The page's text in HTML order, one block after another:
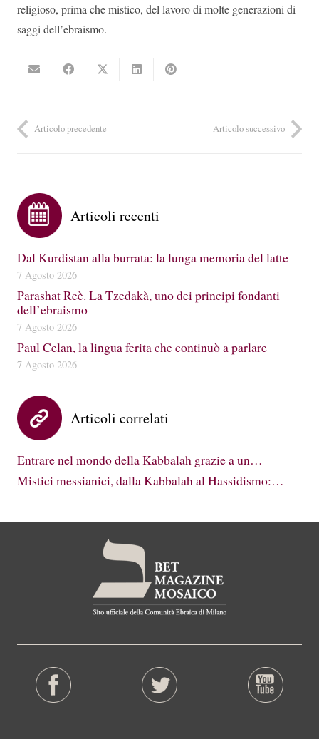
religioso, prima che mistico, del lavoro di molte generazioni di
saggi dell’ebraismo.
Articolo precedente Articolo successivo
Articoli recenti
Dal Kurdistan alla burrata: la lunga memoria del latte
7 Agosto 2026
Parashat Reè. La Tzedakà, uno dei principi fondanti
dell’ebraismo
7 Agosto 2026
Paul Celan, la lingua ferita che continuò a parlare
7 Agosto 2026
Articoli correlati
Entrare nel mondo della Kabbalah grazie a un…
Mistici messianici, dalla Kabbalah al Hassidismo:…